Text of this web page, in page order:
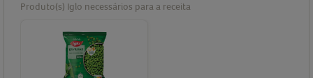
Produto(s) Iglo necessários para a receita